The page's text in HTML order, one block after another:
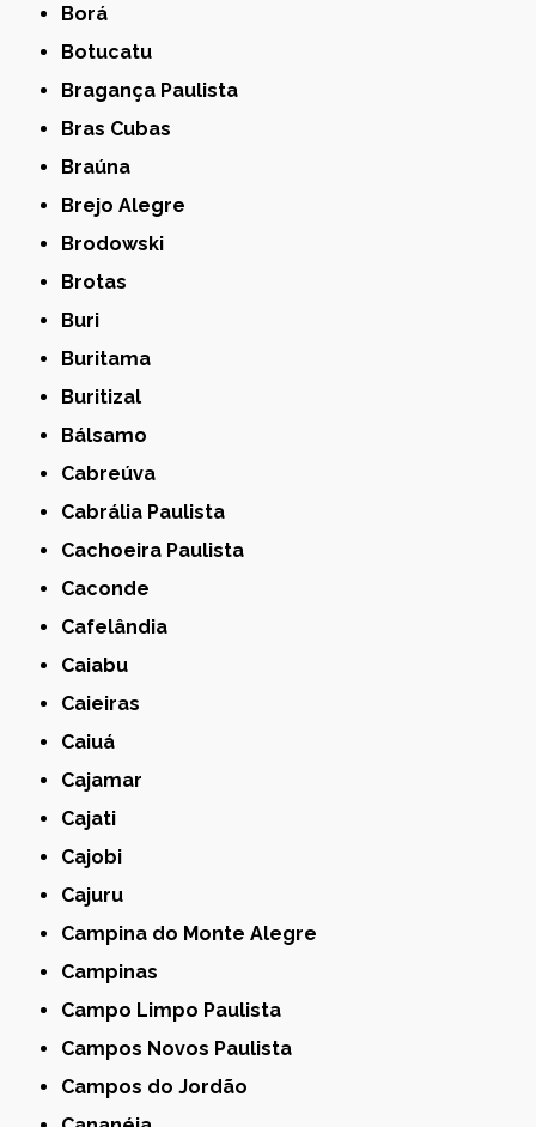
Borá
Botucatu
Bragança Paulista
Bras Cubas
Braúna
Brejo Alegre
Brodowski
Brotas
Buri
Buritama
Buritizal
Bálsamo
Cabreúva
Cabrália Paulista
Cachoeira Paulista
Caconde
Cafelândia
Caiabu
Caieiras
Caiuá
Cajamar
Cajati
Cajobi
Cajuru
Campina do Monte Alegre
Campinas
Campo Limpo Paulista
Campos Novos Paulista
Campos do Jordão